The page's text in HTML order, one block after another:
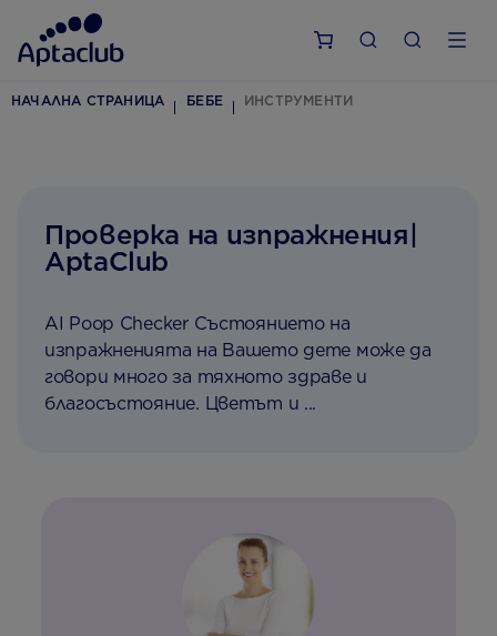
НАЧАЛНА СТРАНИЦА БЕБЕ ИНСТРУМЕНТИ
Проверка на изпражнения|
AptaClub
AI Poop Checker Състоянието на
изпражненията на Вашето дете може да
говори много за тяхното здраве и
благосъстояние. Цветът и ...